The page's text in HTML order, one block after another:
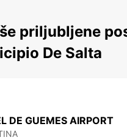
priljubljene
De Salta
DE GUEMES AIRPORT